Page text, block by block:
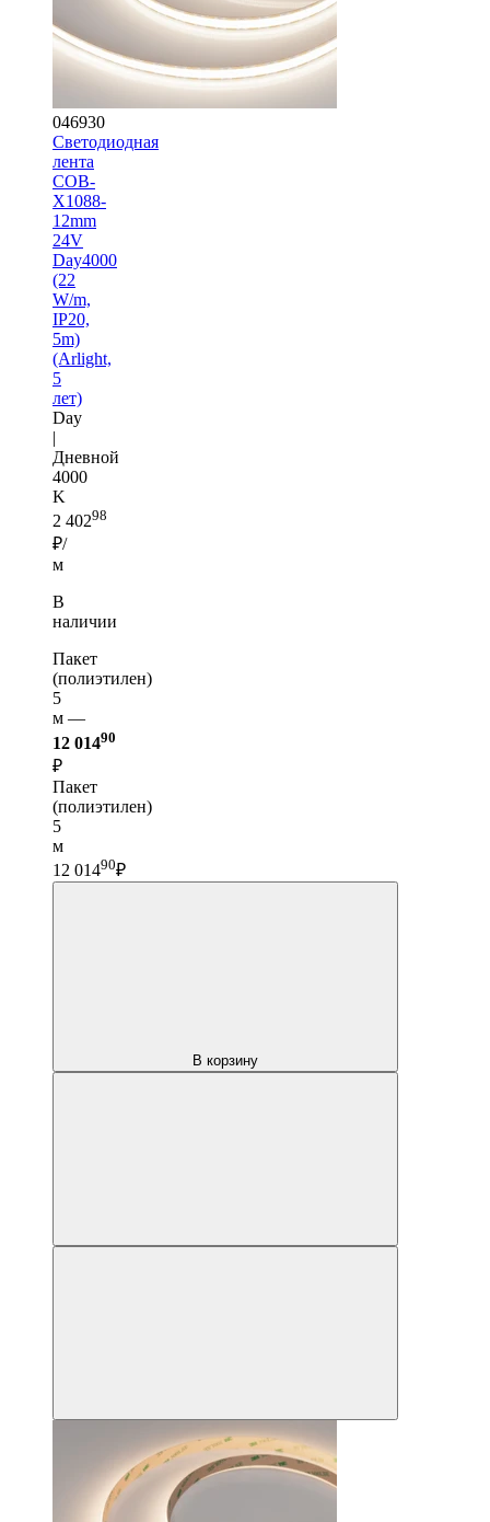
046930
Светодиодная
лента
COB-
X1088-
12mm
24V
Day4000
(22
W/m,
IP20,
5m)
(Arlight,
5
лет)
Day
|
Дневной
4000
K
2 40298
₽/
м
В
наличии
Пакет
(полиэтилен)
5
м —
12 01490
₽
Пакет
(полиэтилен)
5
м
12 01490₽
В корзину